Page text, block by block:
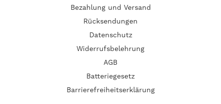
Bezahlung und Versand
Rücksendungen
Datenschutz
Widerrufsbelehrung
AGB
Batteriegesetz
Barrierefreiheitserklärung